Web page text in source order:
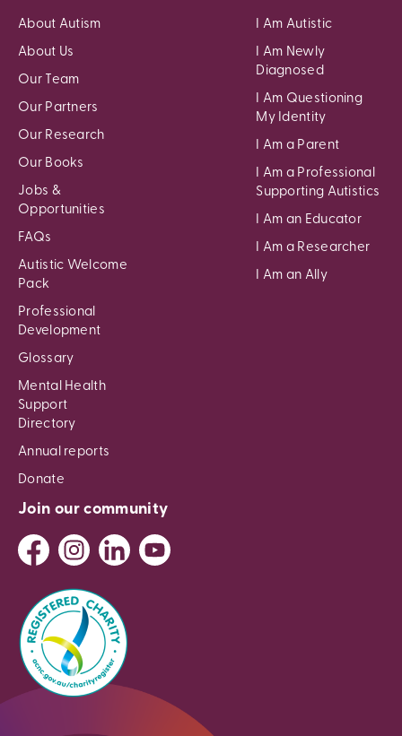
About Autism
About Us
Our Team
Our Partners
Our Research
Our Books
Jobs &
Opportunities
FAQs
Autistic Welcome
Pack
Professional
Development
Glossary
Mental Health
Support
Directory
Annual reports
Donate
I Am Autistic
I Am Newly
Diagnosed
I Am Questioning
My Identity
I Am a Parent
I Am a Professional
Supporting Autistics
I Am an Educator
I Am a Researcher
I Am an Ally
Join our community